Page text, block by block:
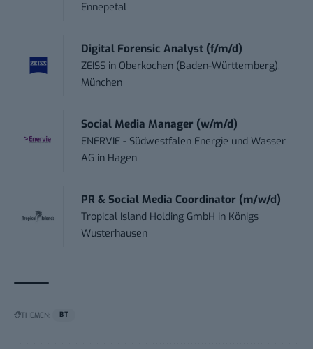
Ennepetal
Digital Forensic Analyst (f/m/d)
ZEISS in Oberkochen (Baden-Württemberg),
München
Social Media Manager (w/m/d)
ENERVIE - Südwestfalen Energie und Wasser
AG in Hagen
PR & Social Media Coordinator (m/w/d)
Tropical Island Holding GmbH in Königs
Wusterhausen
THEMEN: BT